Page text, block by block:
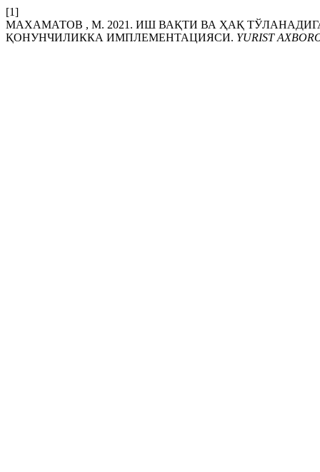
[1]
МАХАМАТОВ , М. 2021. ИШ ВАҚТИ ВА ҲАҚ
ҚОНУНЧИЛИККА ИМПЛЕМЕНТАЦИЯСИ. YURIST